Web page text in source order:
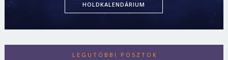
HOLDKALENDÁRIUM
LEGUTÓBBI POSZTOK